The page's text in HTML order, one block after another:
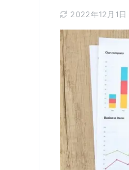
2022年12月1日